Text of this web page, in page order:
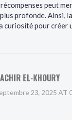
peut
profonde. Ainsi,
curiosité pour créer
EL-KHOURY
23, 2025 AT